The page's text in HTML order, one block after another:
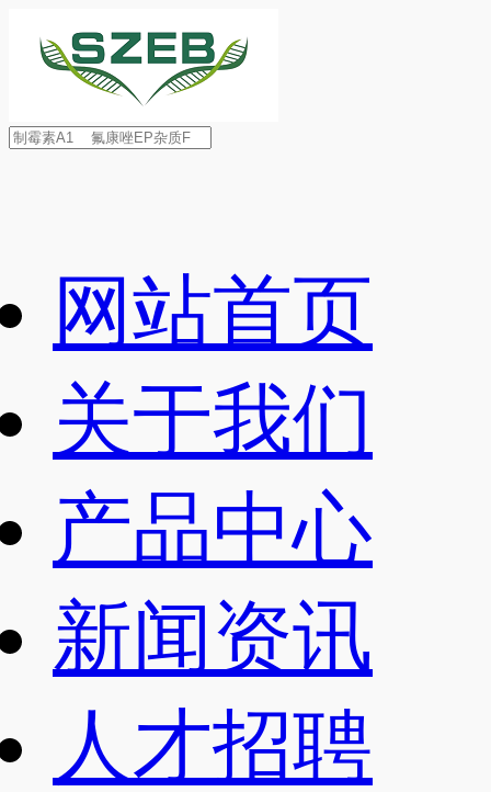
网站首页
关于我们
产品中心
新闻资讯
人才招聘